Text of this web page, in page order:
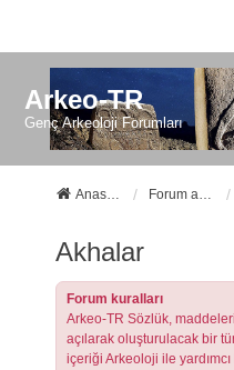
Arkeo-TR
Genç Arkeoloji Forumları
Anasayfa Forum ana sayfa
Akhalar
Forum kuralları
Arkeo-TR Sözlük,
açılarak oluşturulacak bir
içeriği Arkeoloji ile